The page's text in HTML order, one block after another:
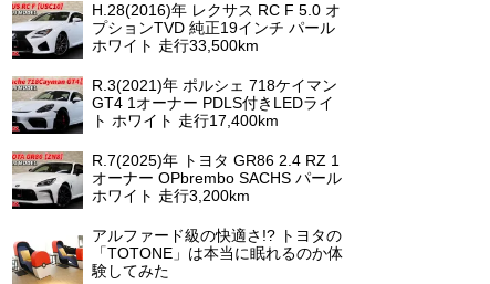
H.28(2016)年 レクサス RC F 5.0 オ
プションTVD 純正19インチ パール
ホワイト 走行33,500km
R.3(2021)年 ポルシェ 718ケイマン
GT4 1オーナー PDLS付きLEDライ
ト ホワイト 走行17,400km
R.7(2025)年 トヨタ GR86 2.4 RZ 1
オーナー OPbrembo SACHS パール
ホワイト 走行3,200km
アルファード級の快適さ!? トヨタの
「TOTONE」は本当に眠れるのか体
験してみた